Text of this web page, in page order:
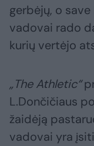
gerbėjų, o
vadovai rado
kurių vertėjo
„The Athletic“
L.Dončičiaus
žaidėją
vadovai yra